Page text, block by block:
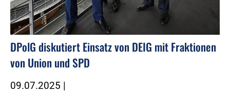
DPolG diskutiert Einsatz von DEIG mit Fraktionen
von Union und SPD
09.07.2025 |